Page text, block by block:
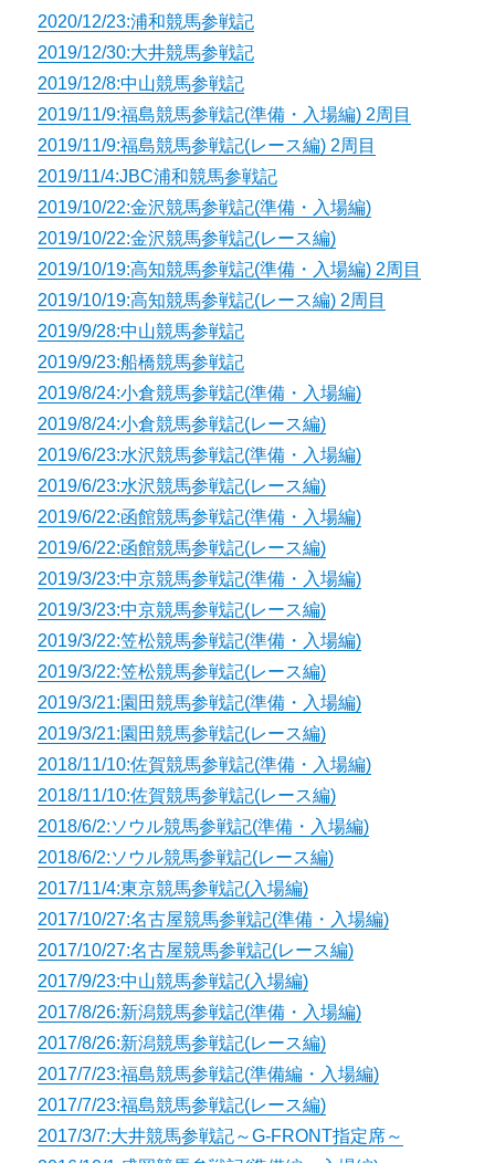
2020/12/23:浦和競馬参戦記
2019/12/30:大井競馬参戦記
2019/12/8:中山競馬参戦記
2019/11/9:福島競馬参戦記(準備・入場編) 2周目
2019/11/9:福島競馬参戦記(レース編) 2周目
2019/11/4:JBC浦和競馬参戦記
2019/10/22:金沢競馬参戦記(準備・入場編)
2019/10/22:金沢競馬参戦記(レース編)
2019/10/19:高知競馬参戦記(準備・入場編) 2周目
2019/10/19:高知競馬参戦記(レース編) 2周目
2019/9/28:中山競馬参戦記
2019/9/23:船橋競馬参戦記
2019/8/24:小倉競馬参戦記(準備・入場編)
2019/8/24:小倉競馬参戦記(レース編)
2019/6/23:水沢競馬参戦記(準備・入場編)
2019/6/23:水沢競馬参戦記(レース編)
2019/6/22:函館競馬参戦記(準備・入場編)
2019/6/22:函館競馬参戦記(レース編)
2019/3/23:中京競馬参戦記(準備・入場編)
2019/3/23:中京競馬参戦記(レース編)
2019/3/22:笠松競馬参戦記(準備・入場編)
2019/3/22:笠松競馬参戦記(レース編)
2019/3/21:園田競馬参戦記(準備・入場編)
2019/3/21:園田競馬参戦記(レース編)
2018/11/10:佐賀競馬参戦記(準備・入場編)
2018/11/10:佐賀競馬参戦記(レース編)
2018/6/2:ソウル競馬参戦記(準備・入場編)
2018/6/2:ソウル競馬参戦記(レース編)
2017/11/4:東京競馬参戦記(入場編)
2017/10/27:名古屋競馬参戦記(準備・入場編)
2017/10/27:名古屋競馬参戦記(レース編)
2017/9/23:中山競馬参戦記(入場編)
2017/8/26:新潟競馬参戦記(準備・入場編)
2017/8/26:新潟競馬参戦記(レース編)
2017/7/23:福島競馬参戦記(準備編・入場編)
2017/7/23:福島競馬参戦記(レース編)
2017/3/7:大井競馬参戦記～G-FRONT指定席～